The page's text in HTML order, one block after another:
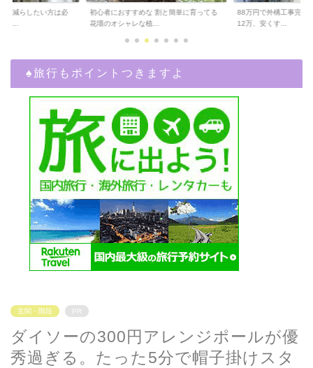
も減らしたい方は必
ら...
初心者におすすめな 割と簡単に育ってる
花壇のオシャレな植...
88万円で外構工事完了
12万、安くす...
♠︎旅行もポイントつきますよ
玄関・階段 PR
ダイソーの300円アレンジポールが優
秀過ぎる。たった5分で帽子掛けスタ